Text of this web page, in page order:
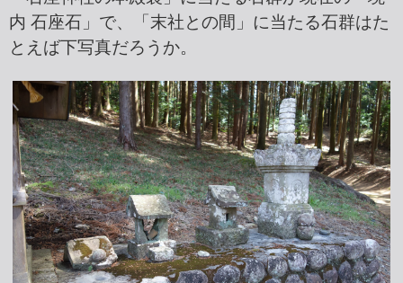
内 石座石」で、「末社との間」に当たる石群はた
とえば下写真だろうか。